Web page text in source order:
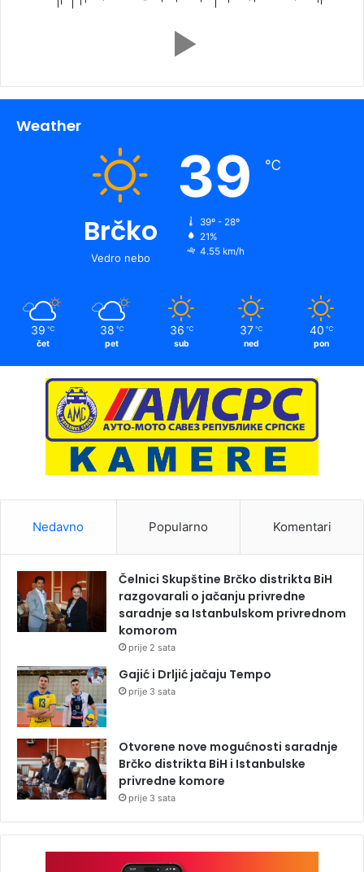
Weather
Brčko
Vedro nebo
39 ℃
39º - 28º
21%
4.55 km/h
39 ℃
čet
38 ℃
pet
36 ℃
sub
37 ℃
ned
40 ℃
pon
Nedavno Popularno Komentari
Čelnici Skupštine Brčko distrikta BiH
razgovarali o jačanju privredne
saradnje sa Istanbulskom privrednom
komorom
prije 2 sata
Gajić i Drljić jačaju Tempo
prije 3 sata
Otvorene nove mogućnosti saradnje
Brčko distrikta BiH i Istanbulske
privredne komore
prije 3 sata